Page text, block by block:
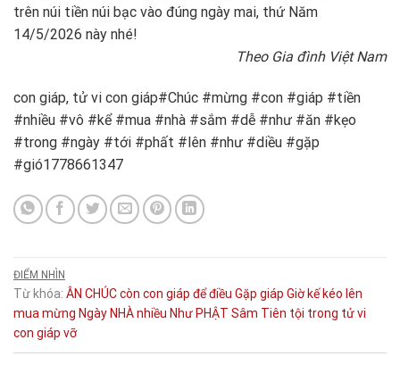
trên núi tiền núi bạc vào đúng ngày mai, thứ Năm
14/5/2026 này nhé!
Theo Gia đình Việt Nam
con giáp, tử vi con giáp#Chúc #mừng #con #giáp #tiền
#nhiều #vô #kể #mua #nhà #sắm #dễ #như #ăn #kẹo
#trong #ngày #tới #phất #lên #như #diều #gặp
#gió1778661347
ĐIỂM NHÌN
Từ khóa: ÂN CHÚCcòn con giáp đểđiều Gặp giáp Giờ kế kéo lên
mua mừng Ngày NHÀnhiều Như PHẬT Sâm Tiên tội trong tử vi
con giáp vỡ